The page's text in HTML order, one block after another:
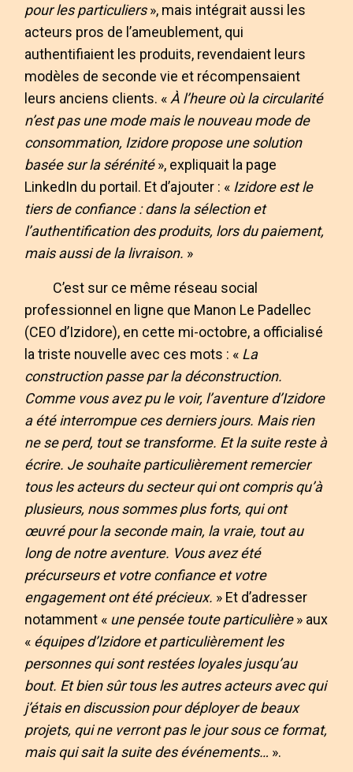
pour les particuliers», mais intégrait aussi les
acteurs pros de l’ameublement, qui
authentifiaient les produits, revendaient leurs
modèles de seconde vie et récompensaient
leurs anciens clients. «À l’heure où la circularité
n’est pas une mode mais le nouveau mode de
consommation, Izidore propose une solution
basée sur la sérénité», expliquait la page
LinkedIn du portail. Et d’ajouter : « Izidore est le
tiers de confiance : dans la sélection et
l’authentification des produits, lors du paiement,
mais aussi de la livraison. »
C’est sur ce même réseau social
professionnel en ligne que Manon Le Padellec
(CEO d’Izidore), en cette mi-octobre, a officialisé
la triste nouvelle avec ces mots : « La
construction passe par la déconstruction.
Comme vous avez pu le voir, l’aventure d’Izidore
a été interrompue ces derniers jours. Mais rien
ne se perd, tout se transforme. Et la suite reste à
écrire. Je souhaite particulièrement remercier
tous les acteurs du secteur qui ont compris qu’à
plusieurs, nous sommes plus forts, qui ont
œuvré pour la seconde main, la vraie, tout au
long de notre aventure. Vous avez été
précurseurs et votre confiance et votre
engagement ont été précieux. » Et d’adresser
notamment « une pensée toute particulière» aux
« équipes d’Izidore et particulièrement les
personnes qui sont restées loyales jusqu’au
bout. Et bien sûr tous les autres acteurs avec qui
j’étais en discussion pour déployer de beaux
projets, qui ne verront pas le jour sous ce format,
mais qui sait la suite des événements… ».